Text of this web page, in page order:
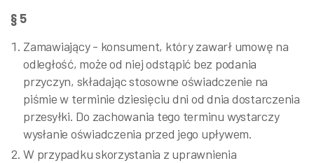
§ 5
Zamawiający - konsument, który zawarł umowę na
odległość, może od niej odstąpić bez podania
przyczyn, składając stosowne oświadczenie na
piśmie w terminie dziesięciu dni od dnia dostarczenia
przesyłki. Do zachowania tego terminu wystarczy
wysłanie oświadczenia przed jego upływem.
W przypadku skorzystania z uprawnienia